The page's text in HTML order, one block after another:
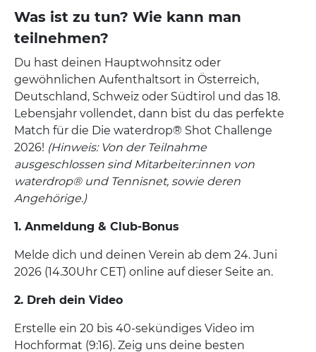
Was ist zu tun? Wie kann man
teilnehmen?
Du hast deinen Hauptwohnsitz oder
gewöhnlichen Aufenthaltsort in Österreich,
Deutschland, Schweiz oder Südtirol und das 18.
Lebensjahr vollendet, dann bist du das perfekte
Match für die Die waterdrop® Shot Challenge
2026! (Hinweis: Von der Teilnahme
ausgeschlossen sind Mitarbeiter:innen von
waterdrop® und Tennisnet, sowie deren
Angehörige.)
1. Anmeldung & Club-Bonus
Melde dich und deinen Verein ab dem 24. Juni
2026 (14.30Uhr CET) online auf dieser Seite an.
2. Dreh dein Video
Erstelle ein 20 bis 40-sekündiges Video im
Hochformat (9:16). Zeig uns deine besten